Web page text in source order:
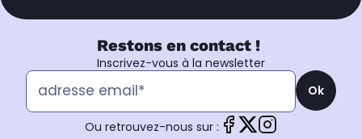
Restons en contact !
Inscrivez-vous à la newsletter
Ok
Ou retrouvez-nous sur :